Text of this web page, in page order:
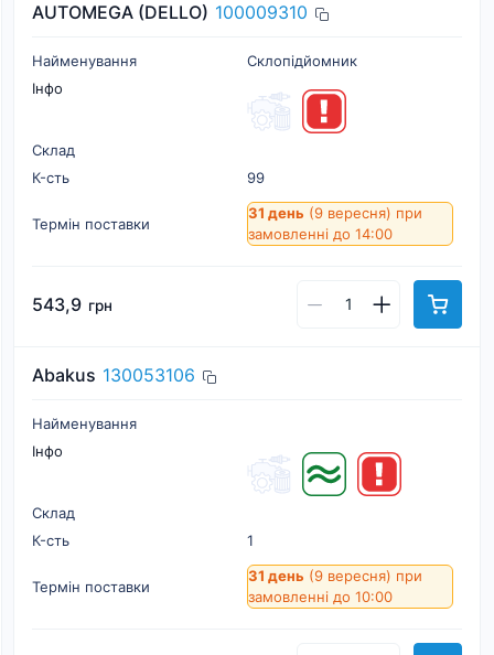
AUTOMEGA (DELLO) 100009310
Найменування
Склопідйомник
Інфо
Склад
К-cть
99
Термін поставки
31 день (9 вересня) при
замовленні до 14:00
543,9 грн
Abakus 130053106
Найменування
Інфо
Склад
К-cть
1
Термін поставки
31 день (9 вересня) при
замовленні до 10:00